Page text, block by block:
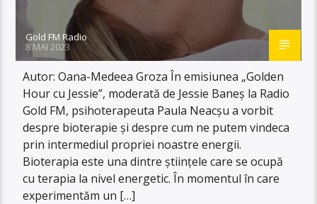
Gold FM Radio
8 MAI 2023
Autor: Oana-Medeea Groza În emisiunea „Golden
Hour cu Jessie”, moderată de Jessie Baneș la Radio
Gold FM, psihoterapeuta Paula Neacșu a vorbit
despre bioterapie și despre cum ne putem vindeca
prin intermediul propriei noastre energii.
Bioterapia este una dintre științele care se ocupă
cu terapia la nivel energetic. În momentul în care
experimentăm un […]